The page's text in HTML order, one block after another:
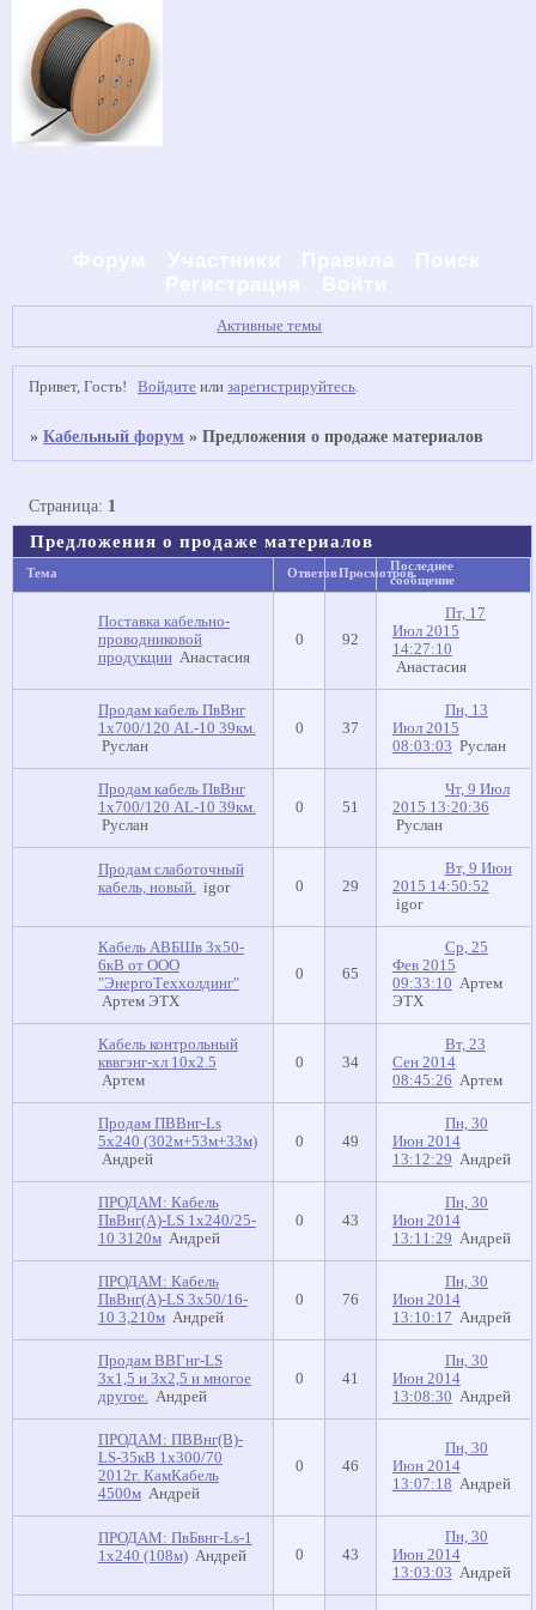
Активные темы
Привет, Гость! Войдите илизарегистрируйтесь
»Кабельный форум »Предложения о продаже материалов
Предложения о продаже материалов
Страница: 1
Тема ОтветовПросмотровПоследнее
сообщение
Поставка кабельно-
проводниковой
продукции Анастасия
0 92
Пт, 17
Июл 2015
14:27:10
Анастасия
Продам кабель ПвВнг
1х700/120 AL-10 39км.
Руслан
0 37
Пн, 13
Июл 2015
08:03:03 Руслан
Продам кабель ПвВнг
1х700/120 AL-10 39км.
Руслан
0 51
Чт, 9 Июл
2015 13:20:36
Руслан
Продам слаботочный
кабель, новый. igor 0 29
Вт, 9 Июн
2015 14:50:52
igor
Кабель АВБШв 3х50-
6кВ от ООО
"ЭнергоТеххолдинг"
Артем ЭТХ
0 65
Ср, 25
Фев 2015
09:33:10 Артем
ЭТХ
Кабель контрольный
кввгэнг-хл 10x2.5
Артем
0 34
Вт, 23
Сен 2014
08:45:26 Артем
Продам ПВВнг-Ls
5х240 (302м+53м+33м)
Андрей
0 49
Пн, 30
Июн 2014
13:12:29 Андрей
ПРОДАМ: Кабель
ПвВнг(А)-LS 1х240/25-
10 3120м Андрей
0 43
Пн, 30
Июн 2014
13:11:29 Андрей
ПРОДАМ: Кабель
ПвВнг(А)-LS 3х50/16-
10 3,210м Андрей
0 76
Пн, 30
Июн 2014
13:10:17 Андрей
Продам ВВГнг-LS
3х1,5 и 3х2,5 и многое
другое. Андрей
0 41
Пн, 30
Июн 2014
13:08:30 Андрей
ПРОДАМ: ПВВнг(В)-
LS-35кВ 1х300/70
2012г. КамКабель
4500м Андрей
0 46
Пн, 30
Июн 2014
13:07:18 Андрей
ПРОДАМ: ПвБвнг-Ls-1
1х240 (108м) Андрей 0 43
Пн, 30
Июн 2014
13:03:03 Андрей